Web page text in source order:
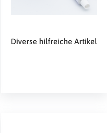
Diverse hilfreiche Artikel